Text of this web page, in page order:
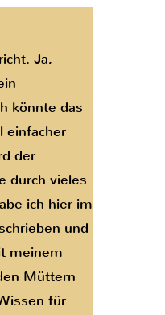
Ja,
könnte das
einfacher
der
durch vieles
ich hier im
und
meinem
Müttern
für